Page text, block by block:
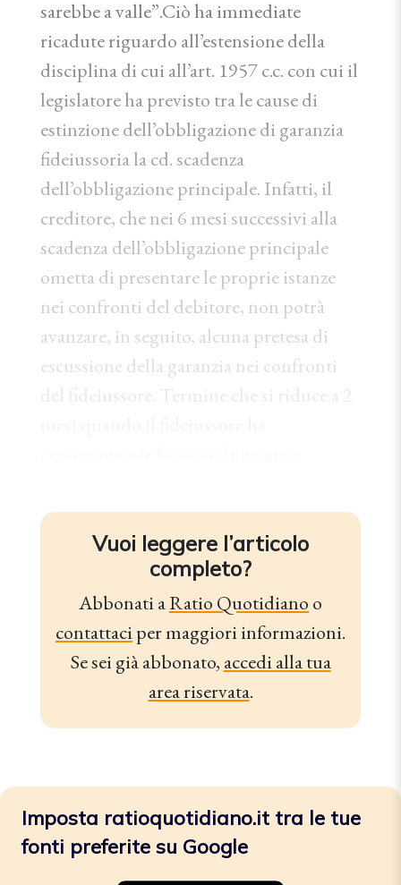
sarebbe a valle”.Ciò ha immediate
ricadute riguardo all’estensione della
disciplina di cui all’art. 1957 c.c. con cui il
legislatore ha previsto tra le cause di
estinzione dell’obbligazione di garanzia
fideiussoria la cd. scadenza
dell’obbligazione principale. Infatti, il
creditore, che nei 6 mesi successivi alla
scadenza dell’obbligazione principale
ometta di presentare le proprie istanze
nei confronti del debitore, non potrà
avanzare, in seguito, alcuna pretesa di
escussione della garanzia nei confronti
Vuoi leggere l’articolo
completo?
Abbonati aRatio Quotidiano o
contattaciper maggiori informazioni.
Se sei già abbonato, accedi alla tua
area riservata.
Imposta ratioquotidiano.it tra le tue
fonti preferite su Google